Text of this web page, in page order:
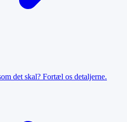
det skal? Fortæl os detaljerne.